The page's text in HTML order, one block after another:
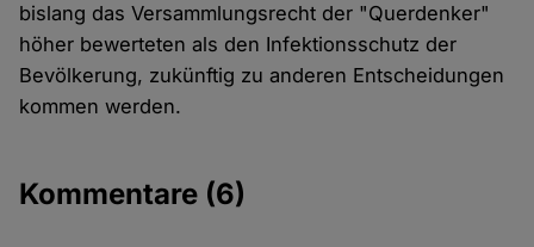
bislang das Versammlungsrecht der "Querdenker"
höher bewerteten als den Infektionsschutz der
Bevölkerung, zukünftig zu anderen Entscheidungen
kommen werden.
Kommentare (6)